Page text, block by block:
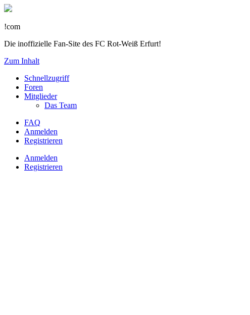
!com
Die inoffizielle Fan-Site des FC Rot-Weiß Erfurt!
Zum Inhalt
Schnellzugriff
Foren
Mitglieder
Das Team
FAQ
Anmelden
Registrieren
Anmelden
Registrieren